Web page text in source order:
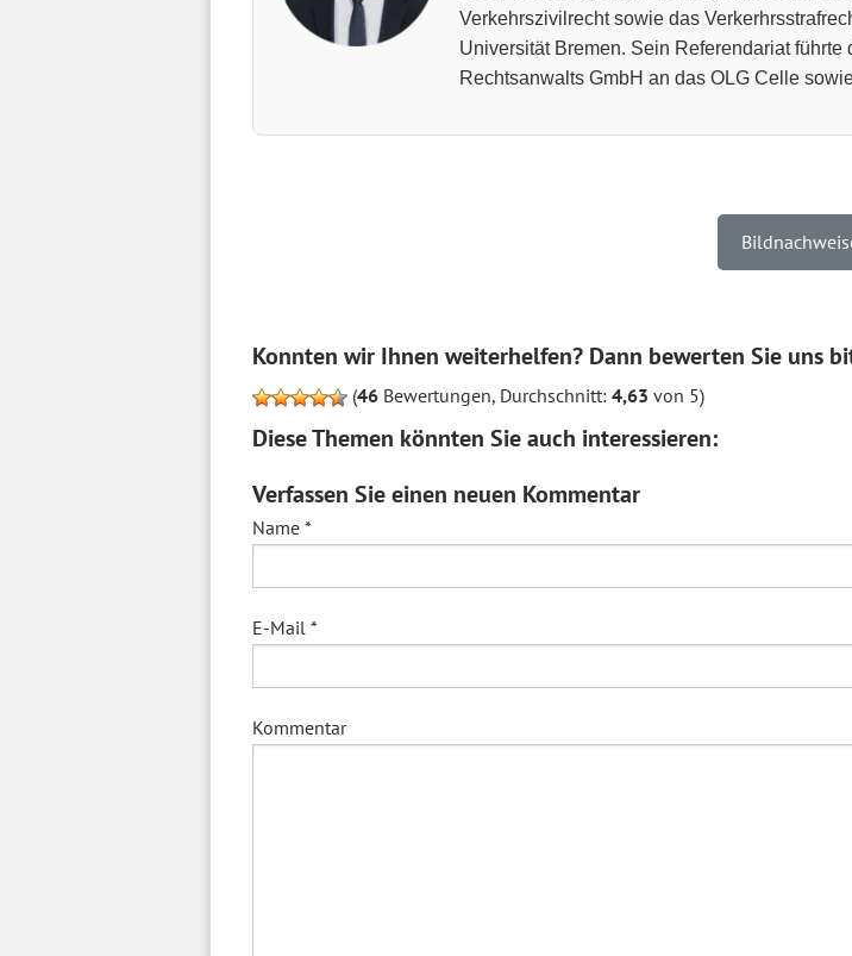
Verkehrszivilrecht sowie das
Universität Bremen. Sein Referendariat
Rechtsanwalts GmbH an das OLG Celle
Konnten wir Ihnen weiterhelfen? Dann bewerten Sie uns
(46 Bewertungen, Durchschnitt: 4,63 von 5)
Diese Themen könnten Sie auch interessieren:
Verfassen Sie einen neuen Kommentar
Name *
E-Mail *
Kommentar